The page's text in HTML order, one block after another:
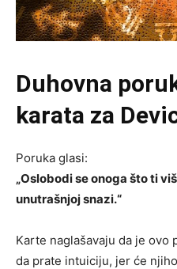
Duhovna
karata za
Poruka glasi:
„Oslobodi se onoga što ti
unutrašnjoj snazi.“
Karte naglašavaju da je
da prate intuiciju, jer će